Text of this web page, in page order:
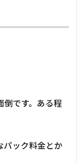
倒です。ある程
パック料金とか